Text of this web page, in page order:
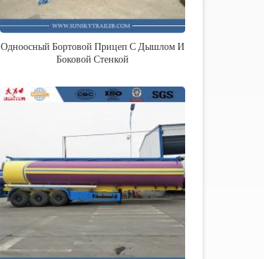
Одноосный Бортовой Прицеп С Дышлом И
Боковой Стенкой